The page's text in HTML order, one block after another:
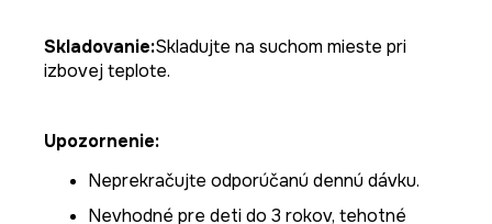
Skladovanie:Skladujte na suchom mieste pri
izbovej teplote.
Upozornenie:
Neprekračujte odporúčanú dennú dávku.
Nevhodné pre deti do 3 rokov, tehotné